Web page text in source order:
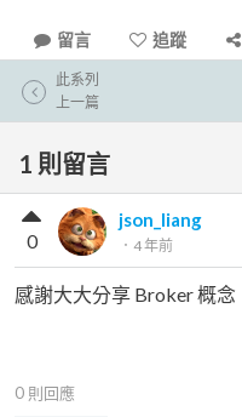
留言 追蹤
此系列
上一篇
1 則留言
json_liang
． 4 年前
0
感謝大大分享 Broker 概
0 則回應